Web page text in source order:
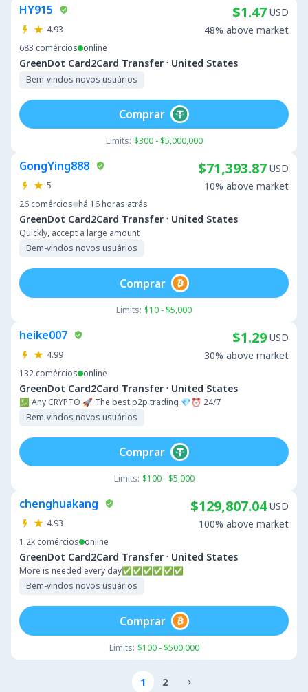
HY915
4.93
683 comércios online
GreenDot Card2Card Transfer · United States
Bem-vindos novos usuários
$1.47 USD
48% above market
Limits: $300 - $5,000,000
Comprar
GongYing888
5
26 comércios há 16 horas atrás
GreenDot Card2Card Transfer · United States
Quickly, accept a large amount
Bem-vindos novos usuários
$71,393.87 USD
10% above market
Limits: $10 - $5,000
Comprar
heike007
4.99
132 comércios online
GreenDot Card2Card Transfer · United States
💹 Any CRYPTO 🚀 The best p2p trading 💎⏰ 24/7
Bem-vindos novos usuários
$1.29 USD
30% above market
Limits: $100 - $5,000
Comprar
chenghuakang
4.93
1.2k comércios online
GreenDot Card2Card Transfer · United States
More is needed every day✅✅✅✅✅✅
Bem-vindos novos usuários
$129,807.04 USD
100% above market
Limits: $100 - $500,000
Comprar
1 2 